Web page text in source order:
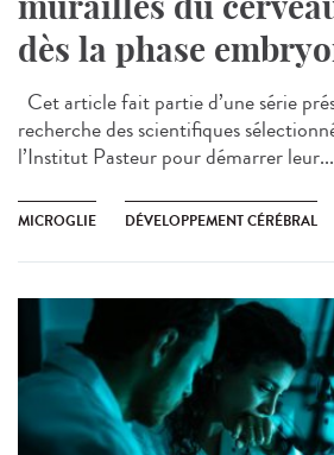
dès la phase
Cet article fait partie d’une série
recherche des scientifiques
l’Institut Pasteur pour démarrer leur...
MICROGLIE DÉVELOPPEMENT CÉRÉBRAL